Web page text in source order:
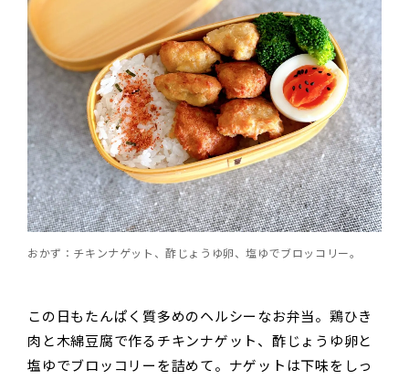
おかず：チキンナゲット、酢じょうゆ卵、塩ゆでブロッコリー。
この日もたんぱく質多めのヘルシーなお弁当。鶏ひき
肉と木綿豆腐で作るチキンナゲット、酢じょうゆ卵と
塩ゆでブロッコリーを詰めて。ナゲットは下味をしっ